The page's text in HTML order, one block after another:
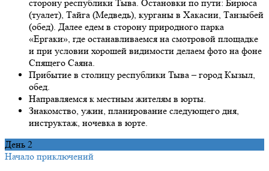
сторону республики Тыва. Остановки по пути: Бирюса
(туалет), Тайга (Медведь), курганы в Хакасии, Танзыбей
(обед). Далее едем в сторону природного парка
«Ергаки», где останавливаемся на смотровой площадке
и при условии хорошей видимости делаем фото на фоне
Спящего Саяна.
Прибытие в столицу республики Тыва – город Кызыл,
обед.
Направляемся к местным жителям в юрты.
Знакомство, ужин, планирование следующего дня,
инструктаж, ночевка в юрте.
День 2
Начало приключений